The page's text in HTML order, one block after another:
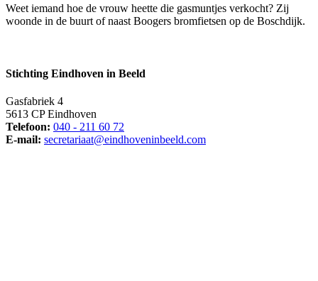
Weet iemand hoe de vrouw heette die gasmuntjes verkocht? Zij
woonde in de buurt of naast Boogers bromfietsen op de Boschdijk.
Stichting Eindhoven in Beeld
Gasfabriek 4
5613 CP Eindhoven
Telefoon: 040 - 211 60 72
E-mail: secretariaat@eindhoveninbeeld.com